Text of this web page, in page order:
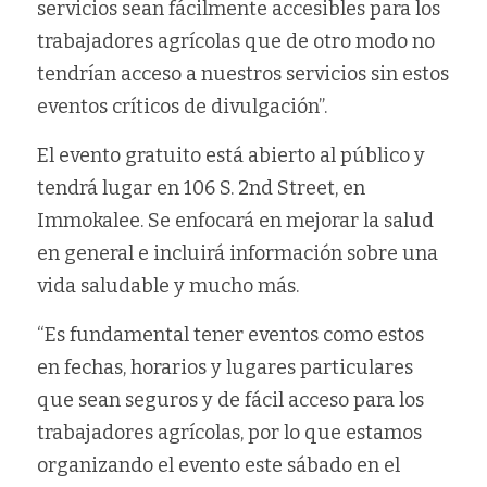
servicios sean fácilmente accesibles para los
trabajadores agrícolas que de otro modo no
tendrían acceso a nuestros servicios sin estos
eventos críticos de divulgación”.
El evento gratuito está abierto al público y
tendrá lugar en 106 S. 2nd Street, en
Immokalee. Se enfocará en mejorar la salud
en general e incluirá información sobre una
vida saludable y mucho más.
“Es fundamental tener eventos como estos
en fechas, horarios y lugares particulares
que sean seguros y de fácil acceso para los
trabajadores agrícolas, por lo que estamos
organizando el evento este sábado en el